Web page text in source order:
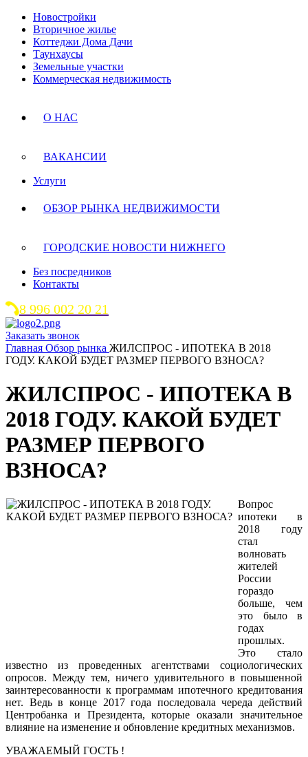
Новостройки
Вторичное жилье
Коттеджи Дома Дачи
Таунхаусы
Земельные участки
Коммерческая недвижимость
О НАС
ВАКАНСИИ
Услуги
ОБЗОР РЫНКА НЕДВИЖИМОСТИ
ГОРОДСКИЕ НОВОСТИ НИЖНЕГО
Без посредников
Контакты
8 996 002 20 21
Заказать звонок
Главная Обзор рынка ЖИЛСПРОС - ИПОТЕКА В 2018
ГОДУ. КАКОЙ БУДЕТ РАЗМЕР ПЕРВОГО ВЗНОСА?
ЖИЛСПРОС - ИПОТЕКА В
2018 ГОДУ. КАКОЙ БУДЕТ
РАЗМЕР ПЕРВОГО
ВЗНОСА?
Вопрос
ипотеки в
2018 году
стал
волновать
жителей
России
гораздо
больше, чем
это было в
годах
прошлых.
Это стало
известно из проведенных агентствами социологических
опросов. Между тем, ничего удивительного в повышенной
заинтересованности к программам ипотечного кредитования
нет. Ведь в конце 2017 года последовала череда действий
Центробанка и Президента, которые оказали значительное
влияние на изменение и обновление кредитных механизмов.
УВАЖАЕМЫЙ ГОСТЬ !